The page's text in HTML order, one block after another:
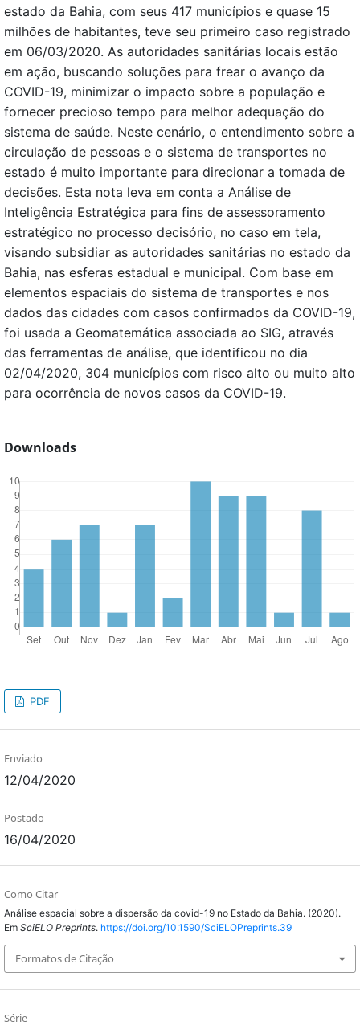
estado da Bahia, com seus 417 municípios e quase 15
milhões de habitantes, teve seu primeiro caso registrado
em 06/03/2020. As autoridades sanitárias locais estão
em ação, buscando soluções para frear o avanço da
COVID-19, minimizar o impacto sobre a população e
fornecer precioso tempo para melhor adequação do
sistema de saúde. Neste cenário, o entendimento sobre a
circulação de pessoas e o sistema de transportes no
estado é muito importante para direcionar a tomada de
decisões. Esta nota leva em conta a Análise de
Inteligência Estratégica para fins de assessoramento
estratégico no processo decisório, no caso em tela,
visando subsidiar as autoridades sanitárias no estado da
Bahia, nas esferas estadual e municipal. Com base em
elementos espaciais do sistema de transportes e nos
dados das cidades com casos confirmados da COVID-19,
foi usada a Geomatemática associada ao SIG, através
das ferramentas de análise, que identificou no dia
02/04/2020, 304 municípios com risco alto ou muito alto
para ocorrência de novos casos da COVID-19.
Downloads
PDF
Enviado
12/04/2020
Postado
16/04/2020
Como Citar
Análise espacial sobre a dispersão da covid-19 no Estado da Bahia. (2020).
Em SciELO Preprints. https://doi.org/10.1590/SciELOPreprints.39
Formatos de Citação
Série